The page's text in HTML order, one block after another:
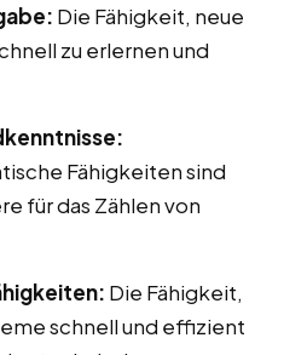
Die Fähigkeit, neue
zu erlernen und
Fähigkeiten sind
für das Zählen von
Die Fähigkeit,
schnell und effizient